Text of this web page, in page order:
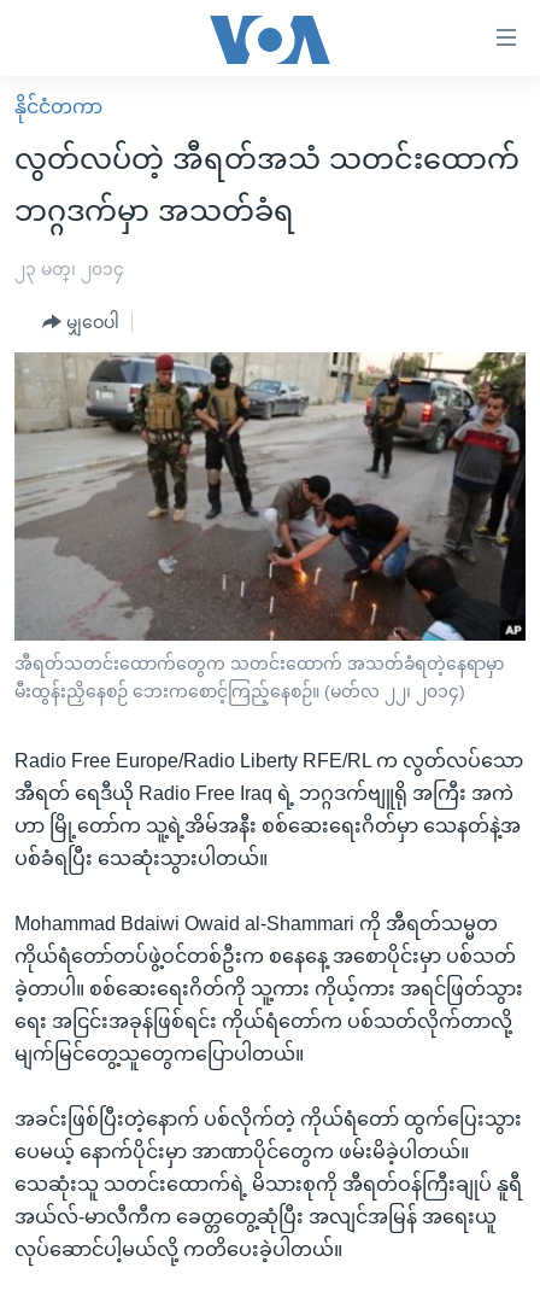
လွယ်ကူ
စေ
များ
အကြောင်းအရာ
ကျော်
ရန်
ပင်မ
ညွန်း
စာမျက်နှာ
သို့
ကျော်
ကြည့်
နေရာ
မူလစာမျက်နှာ
မြန်မာ
ကမ္ဘာ့သတင်းများ
အစ္စရေး-ပါလက်စတိုင်း
ရပ်ဝန်းတခု လမ်းတခု အလွန်
အင်္ဂလိပ်စာလေ့လာမယ်
အမေရိကန်သုံးအီဒီယံ
မကြေးမုံရဲ့ အင်္ဂလိပ်စာ
ရုပ်ရှင်ထဲက အင်္ဂလိပ်စာ
သုတပဒေသာ အင်္ဂလိပ်စာ
အပတ်စဉ်ကဏ္ဍများ
ရေဒီယို
တီဗွီ
ရေဒီယိုနှင့်ရုပ်သံ အချက်အလက်များ
ရေဒီယို/တီဗွီအစီအစဉ်
Learning English
ဗွီအိုအေ လူမှုကွန်ယက်များ
ဘာသာစကားများ
နိုင်ငံတကာ
လွတ်လပ်တဲ့ အီရတ်အသံ သတင်းထောက်
ဘဂ္ဂဒက်မှာ အသတ်ခံရ
၂၃ မတ္၊ ၂၀၁၄
မျှဝေပါ
အီရတ်သတင်းထောက်တွေက သတင်းထောက် အသတ်ခံရတဲ့နေရာမှာ
မီးထွန်းညှိနေစဉ် ဘေးကစောင့်ကြည့်နေစဉ်။ (မတ်လ ၂၂၊ ၂၀၁၄)
Radio Free Europe/Radio Liberty RFE/RL က လွတ်လပ်သော
အီရတ် ရေဒီယို Radio Free Iraq ရဲ့ ဘဂ္ဂဒက်ဗျူရို အကြီး အကဲ
ဟာ မြို့တော်က သူ့ရဲ့အိမ်အနီး စစ်ဆေးရေးဂိတ်မှာ သေနတ်နဲ့အ
ပစ်ခံရပြီး သေဆုံးသွားပါတယ်။
Mohammad Bdaiwi Owaid al-Shammari ကို အီရတ်သမ္မတ
ကိုယ်ရံတော်တပ်ဖွဲ့ဝင်တစ်ဦးက စနေနေ့ အစောပိုင်းမှာ ပစ်သတ်
ခဲ့တာပါ။ စစ်ဆေးရေးဂိတ်ကို သူ့ကား ကိုယ့်ကား အရင်ဖြတ်သွား
ရေး အငြင်းအခုန်ဖြစ်ရင်း ကိုယ်ရံတော်က ပစ်သတ်လိုက်တာလို့
မျက်မြင်တွေ့သူတွေကပြောပါတယ်။
အခင်းဖြစ်ပြီးတဲ့နောက် ပစ်လိုက်တဲ့ ကိုယ်ရံတော် ထွက်ပြေးသွား
ပေမယ့် နောက်ပိုင်းမှာ အာဏာပိုင်တွေက ဖမ်းမိခဲ့ပါတယ်။
သေဆုံးသူ သတင်းထောက်ရဲ့ မိသားစုကို အီရတ်ဝန်ကြီးချုပ် နူရီ
အယ်လ်-မာလီကီက ခေတ္တတွေ့ဆုံပြီး အလျင်အမြန် အရေးယူ
လုပ်ဆောင်ပါ့မယ်လို့ ကတိပေးခဲ့ပါတယ်။